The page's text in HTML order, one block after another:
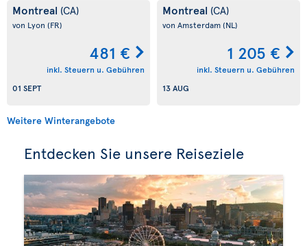
Montreal (CA)
von Lyon (FR)
481 €
inkl. Steuern u. Gebühren
01 SEPT
Montreal (CA)
von Amsterdam(NL)
1 205 €
inkl. Steuern u. Gebühren
13 AUG
Weitere Winterangebote
Entdecken Sie unsere Reiseziele